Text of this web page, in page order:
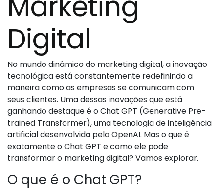
Digital
No mundo dinâmico do marketing digital, a inovação
tecnológica está constantemente redefinindo a
maneira como as empresas se comunicam com
seus clientes. Uma dessas inovações que está
ganhando destaque é o Chat GPT (Generative Pre-
trained Transformer), uma tecnologia de inteligência
artificial desenvolvida pela OpenAI. Mas o que é
exatamente o Chat GPT e como ele pode
transformar o marketing digital? Vamos explorar.
O que é o Chat GPT?